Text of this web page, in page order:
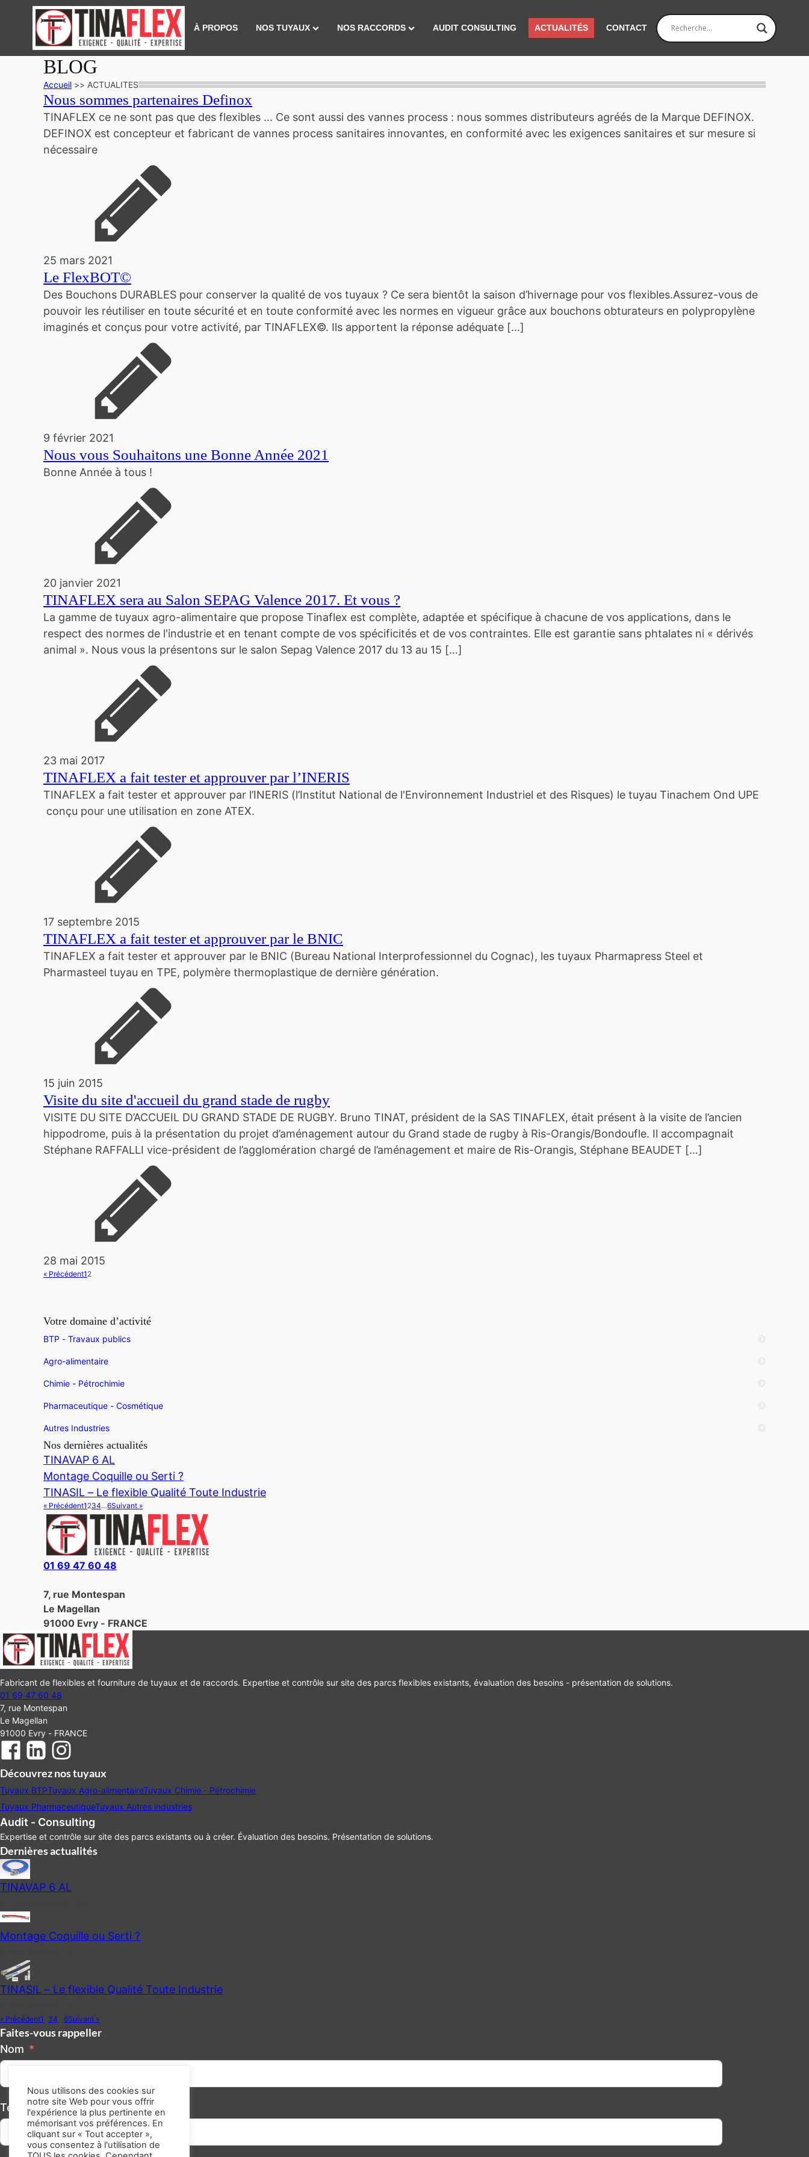
À PROPOS NOS TUYAUX NOS RACCORDS AUDIT CONSULTING ACTUALITÉS CONTACT
BLOG
Accueil >> ACTUALITES
Nous sommes partenaires Definox
TINAFLEX ce ne sont pas que des flexibles ... Ce sont aussi des vannes process : nous sommes distributeurs agréés de la Marque DEFINOX.
DEFINOX est concepteur et fabricant de vannes process sanitaires innovantes, en conformité avec les exigences sanitaires et sur mesure si
nécessaire
25 mars 2021
Le FlexBOT©
Des Bouchons DURABLES pour conserver la qualité de vos tuyaux ? Ce sera bientôt la saison d’hivernage pour vos flexibles.Assurez-vous de
pouvoir les réutiliser en toute sécurité et en toute conformité avec les normes en vigueur grâce aux bouchons obturateurs en polypropylène
imaginés et conçus pour votre activité, par TINAFLEX©. Ils apportent la réponse adéquate […]
9 février 2021
Nous vous Souhaitons une Bonne Année 2021
Bonne Année à tous !
20 janvier 2021
TINAFLEX sera au Salon SEPAG Valence 2017. Et vous ?
La gamme de tuyaux agro-alimentaire que propose Tinaflex est complète, adaptée et spécifique à chacune de vos applications, dans le
respect des normes de l'industrie et en tenant compte de vos spécificités et de vos contraintes. Elle est garantie sans phtalates ni « dérivés
animal ». Nous vous la présentons sur le salon Sepag Valence 2017 du 13 au 15 […]
23 mai 2017
TINAFLEX a fait tester et approuver par l’INERIS
TINAFLEX a fait tester et approuver par l’INERIS (l’Institut National de l'Environnement Industriel et des Risques) le tuyau Tinachem Ond UPE
conçu pour une utilisation en zone ATEX.
17 septembre 2015
TINAFLEX a fait tester et approuver par le BNIC
TINAFLEX a fait tester et approuver par le BNIC (Bureau National Interprofessionnel du Cognac), les tuyaux Pharmapress Steel et
Pharmasteel tuyau en TPE, polymère thermoplastique de dernière génération.
15 juin 2015
Visite du site d'accueil du grand stade de rugby
VISITE DU SITE D’ACCUEIL DU GRAND STADE DE RUGBY. Bruno TINAT, président de la SAS TINAFLEX, était présent à la visite de l’ancien
hippodrome, puis à la présentation du projet d’aménagement autour du Grand stade de rugby à Ris-Orangis/Bondoufle. Il accompagnait
Stéphane RAFFALLI vice-président de l’agglomération chargé de l’aménagement et maire de Ris-Orangis, Stéphane BEAUDET […]
28 mai 2015
« Précédent1 2
Votre domaine d’activité
BTP - Travaux publics
Agro-alimentaire
Chimie - Pétrochimie
Pharmaceutique - Cosmétique
Autres Industries
Nos dernières actualités
TINAVAP 6 AL
Montage Coquille ou Serti ?
TINASIL – Le flexible Qualité Toute Industrie
« Précédent1 234…6Suivant »
01 69 47 60 48
7, rue Montespan
Le Magellan
91000 Evry - FRANCE
Fabricant de flexibles et fourniture de tuyaux et de raccords. Expertise et contrôle sur site des parcs flexibles existants, évaluation des besoins - présentation de solutions.
01 69 47 60 48
7, rue Montespan
Le Magellan
91000 Evry - FRANCE
Découvrez nos tuyaux
Tuyaux BTPTuyaux Agro-alimentaireTuyaux Chimie - Pétrochimie
Tuyaux PharmaceutiqueTuyaux Autres industries
Audit - Consulting
Expertise et contrôle sur site des parcs existants ou à créer. Évaluation des besoins. Présentation de solutions.
Dernières actualités
TINAVAP 6 AL
Montage Coquille ou Serti ?
TINASIL – Le flexible Qualité Toute Industrie
« Précédent1 34 6Suivant »
Faites-vous rappeller
Nom
Téléphone/GSM
Nous utilisons des cookies sur
notre site Web pour vous offrir
l'expérience la plus pertinente en
mémorisant vos préférences. En
cliquant sur « Tout accepter »,
vous consentez à l'utilisation de